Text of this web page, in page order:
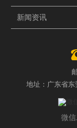
新闻资讯
地址：广东省东
微